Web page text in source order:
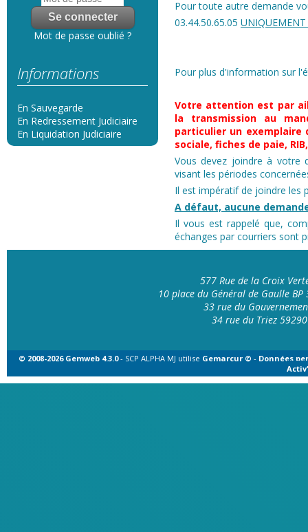
Mot de passe oublié ?
Informations
En Sauvegarde
En Redressement Judiciaire
En Liquidation Judiciaire
Pour toute autre demande
03.44.50.65.05
Pour plus d'information sur
Votre attention est par
la transmission au
particulier un
sociale, fiches de paie,
Vous devez joindre à votre
visant les périodes
Il est impératif de joindre les
A défaut, aucune
Il vous est rappelé que,
échanges par courriers sont
577 Rue de la Croix
10 place du Général de Gaulle BP
33 rue du
34 rue du Triez 59290
© 2008-2026 Gemweb 4.3.0- SCP ALPHA MJ utilise Gemarcur © - Données